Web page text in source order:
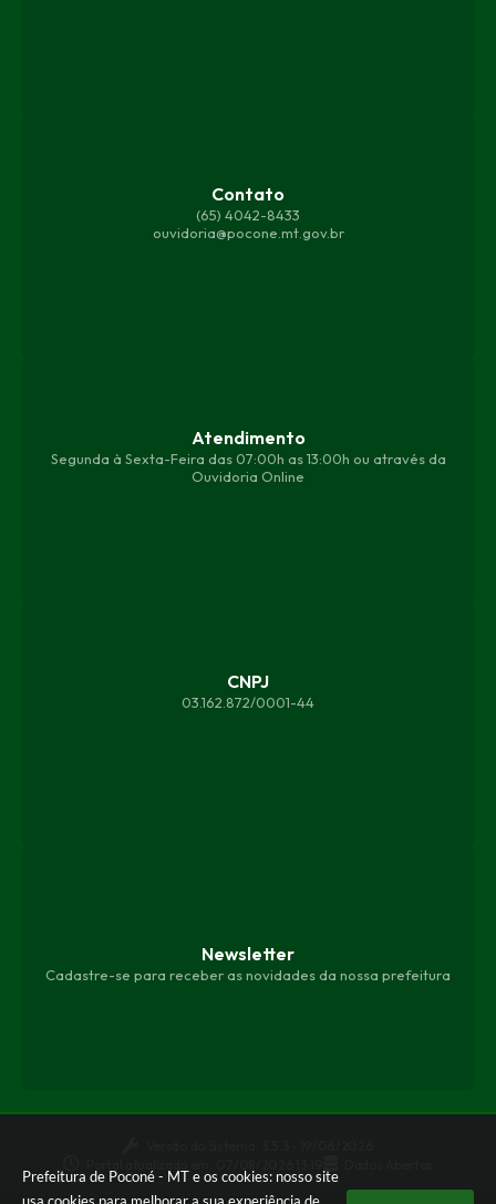
Prefeitura de Poconé - MT e os cookies: nosso site
Contato
(65) 4042-8433
ouvidoria@pocone.mt.gov.br
Atendimento
Segunda à Sexta-Feira das 07:00h as 13:00h ou através da
Ouvidoria Online
CNPJ
03.162.872/0001-44
Newsletter
Cadastre-se para receber as novidades da nossa prefeitura